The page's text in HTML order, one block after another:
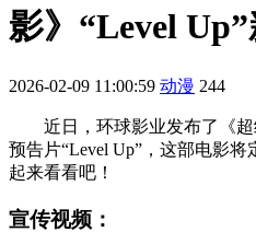
影》“Level
2026-02-09 11:00:59 动漫 244
近日，环球影业发布了《
预告片“Level Up”，这部电影
起来看看吧！
宣传视频：